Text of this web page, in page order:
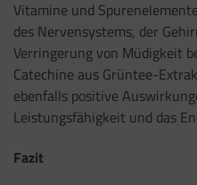
Vitamine und
des Nervensystems, der
Verringerung von Müdigkeit
Catechine aus Grüntee-
ebenfalls positive
Leistungsfähigkeit und das
Fazit